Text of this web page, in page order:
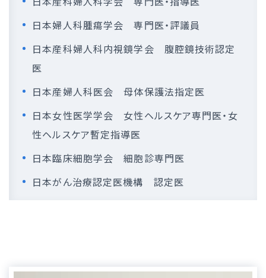
日本婦人科腫瘍学会 専門医・評議員
日本産科婦人科内視鏡学会 腹腔鏡技術認定
医
日本産婦人科医会 母体保護法指定医
日本女性医学学会 女性ヘルスケア専門医・女
性ヘルスケア暫定指導医
日本臨床細胞学会 細胞診専門医
日本がん治療認定医機構 認定医